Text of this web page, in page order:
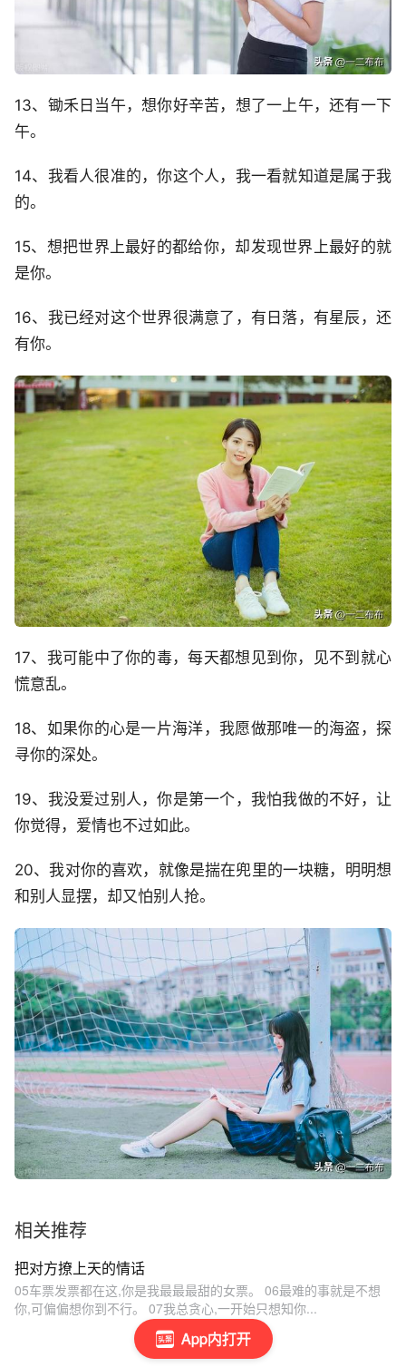
App内打开
13、锄禾日当午，想你好辛苦，想了一上午，还有一下
午。
14、我看人很准的，你这个人，我一看就知道是属于我
的。
15、想把世界上最好的都给你，却发现世界上最好的就
是你。
16、我已经对这个世界很满意了，有日落，有星辰，还
有你。
17、我可能中了你的毒，每天都想见到你，见不到就心
慌意乱。
18、如果你的心是一片海洋，我愿做那唯一的海盗，探
寻你的深处。
19、我没爱过别人，你是第一个，我怕我做的不好，让
你觉得，爱情也不过如此。
20、我对你的喜欢，就像是揣在兜里的一块糖，明明想
和别人显摆，却又怕别人抢。
相关推荐
把对方撩上天的情话
05车票发票都在这,你是我最最最甜的女票。 06最难的事就是不想
你,可偏偏想你到不行。 07我总贪心,一开始只想知你...